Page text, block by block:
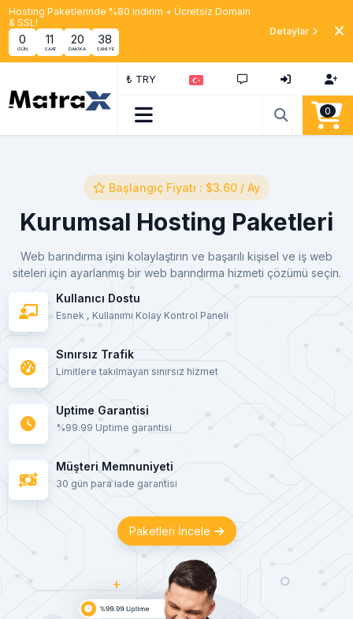
Hosting Paketlerinde %80 indirim + Ücretsiz Domain
& SSL!
0
GÜN
11
SAAT
20
DAKIKA
37
SANIYE
Detaylar
₺ TRY
0
Başlangıç Fiyatı : $3.60 / Ay
Kurumsal Hosting Paketleri
Web barındırma işini kolaylaştırın ve başarılı kişisel ve iş web
siteleri için ayarlanmış bir web barındırma hizmeti çözümü seçin.
Kullanıcı Dostu
Esnek , Kullanımı Kolay Kontrol Paneli
Sınırsız Trafik
Limitlere takılmayan sınırsız hizmet
Uptime Garantisi
%99.99 Uptime garantisi
Müşteri Memnuniyeti
30 gün para iade garantisi
Paketleri İncele